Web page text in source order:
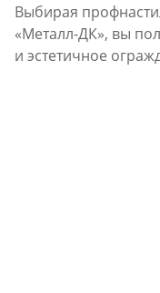
Выбирая
«Металл-ДК», вы
и эстетичное